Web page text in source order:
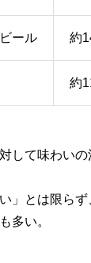
ール 約
約
して味わい
」とは限ら
多い。